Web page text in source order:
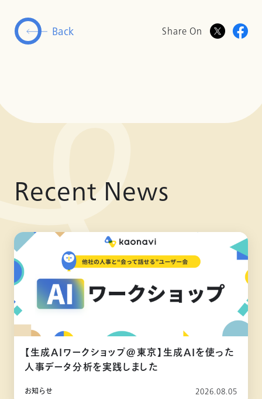
Back Share On
Recent News
【生成AIワークショップ@東京】生成AIを使った
人事データ分析を実践しました
お知らせ 2026.08.05